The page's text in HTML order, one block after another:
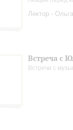
Лектор -
Встреча с
Встречи с